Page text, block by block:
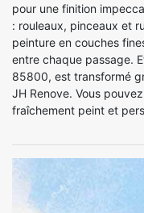
pour une finition
: rouleaux, pinceaux et
peinture en couches
entre chaque passage.
85800, est transformé
JH Renove. Vous
fraîchement peint et